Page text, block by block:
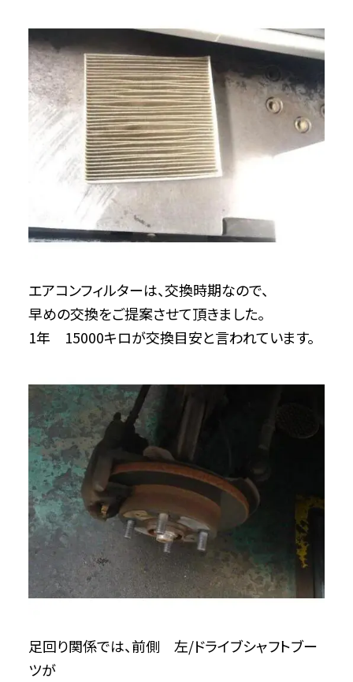
エアコンフィルターは、交換時期なので、
早めの交換をご提案させて頂きました。
1年 15000キロが交換目安と言われています。
足回り関係では、前側 左/ドライブシャフトブー
ツが